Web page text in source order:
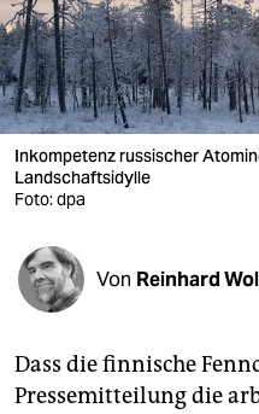
wahrheit
verlag
verlag
veranstaltungen
fragen & hilfe
abo
Inkompetenz russischer
Landschaftsidylle
Foto: dpa
Von Reinhard
Dass die finnische
Pressemitteilung die